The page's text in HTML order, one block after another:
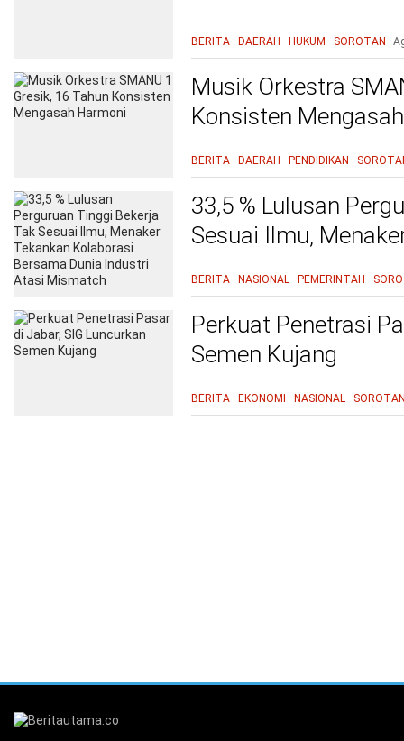
BERITA DAERAH HUKUM SOROTAN
Musik Orkestra
Konsisten
BERITA DAERAH PENDIDIKAN
33,5 % Lulusan
Sesuai Ilmu,
BERITA NASIONAL PEMERINTAH
Perkuat Penetrasi
Semen Kujang
BERITA EKONOMI NASIONAL